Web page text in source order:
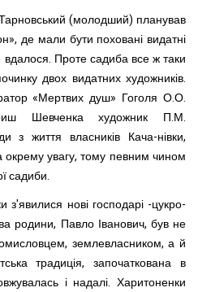
(молодший) пла­нував
де мали бути поховані видатні
Проте садиба все ж таки
двох видатних художників.
«Мертвих душ» Гоголя О.О.
Шевченка художник П.М.
з життя власників Кача-нівки,
окрему увагу, тому пев­ним чином
садиби.
з'явилися нові господарі -цукро-
родини, Павло Іва­нович, був не
зем­левласником, а й
традиція, започаткована в
і на­далі. Харитоненки